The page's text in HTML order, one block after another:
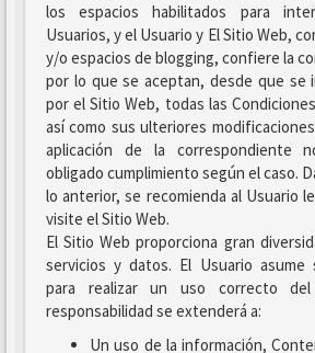
los espacios habilitados para
Usuarios, y el Usuario y El Sitio Web,
y/o espacios de blogging, confiere la
por lo que se aceptan, desde que se
por el Sitio Web, todas las
así como sus ulteriores
aplicación de la correspondiente
obligado cumplimiento según el caso.
lo anterior, se recomienda al Usuario
visite el Sitio Web.
El Sitio Web proporciona gran
servicios y datos. El Usuario asume
para realizar un uso correcto
responsabilidad se extenderá a:
Un uso de la información,